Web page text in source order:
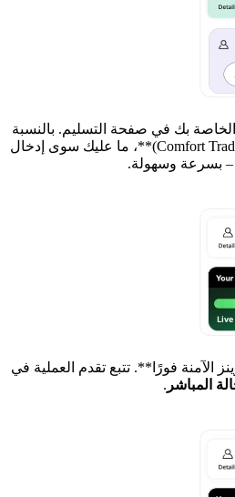
بك في صفحة التسليم. بالنسبة
– بسرعة وسهولة.
الآمنة فورًا**. تتبع تقدم العملية في
المباشر .